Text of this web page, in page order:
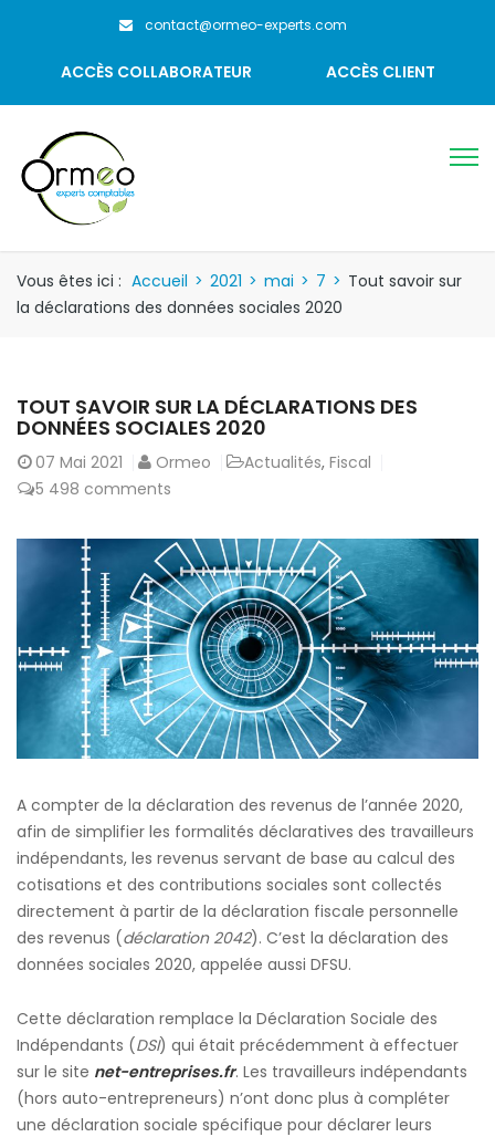
contact@ormeo-experts.com
ACCÈS COLLABORATEUR ACCÈS CLIENT
Vous êtes ici : Accueil > 2021 > mai > 7 > Tout savoir sur
la déclarations des données sociales 2020
TOUT SAVOIR SUR LA DÉCLARATIONS DES
DONNÉES SOCIALES 2020
07 Mai 2021 Ormeo Actualités, Fiscal
5 498 comments
A compter de la déclaration des revenus de l’année 2020,
afin de simplifier les formalités déclaratives des travailleurs
indépendants, les revenus servant de base au calcul des
cotisations et des contributions sociales sont collectés
directement à partir de la déclaration fiscale personnelle
des revenus (déclaration 2042). C’est la déclaration des
données sociales 2020, appelée aussi DFSU.
Cette déclaration remplace la Déclaration Sociale des
Indépendants (DSI) qui était précédemment à effectuer
sur le site net-entreprises.fr. Les travailleurs indépendants
(hors auto-entrepreneurs) n’ont donc plus à compléter
une déclaration sociale spécifique pour déclarer leurs